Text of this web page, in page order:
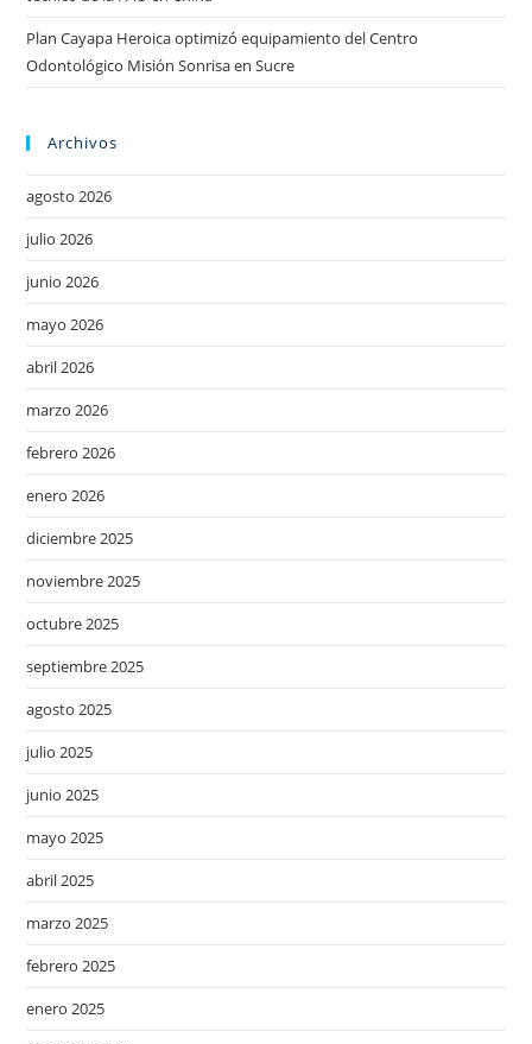
Plan Cayapa Heroica optimizó equipamiento del Centro
Odontológico Misión Sonrisa en Sucre
Archivos
agosto 2026
julio 2026
junio 2026
mayo 2026
abril 2026
marzo 2026
febrero 2026
enero 2026
diciembre 2025
noviembre 2025
octubre 2025
septiembre 2025
agosto 2025
julio 2025
junio 2025
mayo 2025
abril 2025
marzo 2025
febrero 2025
enero 2025